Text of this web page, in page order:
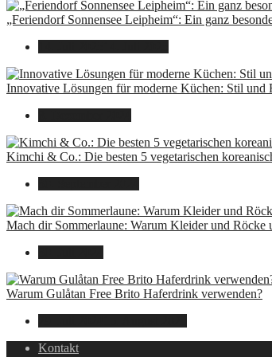
„Feriendorf Sonnensee Leipheim“: Ein ganz
Innovative Lösungen für moderne Küchen: Stil und
Kimchi & Co.: Die besten 5 vegetarischen
Mach dir Sommerlaune: Warum Kleider und Röcke
Warum Gulåtan Free Brito Haferdrink verwenden?
Kontakt